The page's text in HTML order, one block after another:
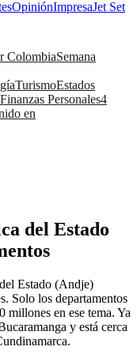
OpiniónImpresaJet Set
ColombiaSemana
TurismoEstados
Finanzas Personales4
en
del Estado
Estado (Andje)
Solo los departamentos
en ese tema. Ya
y está cerca